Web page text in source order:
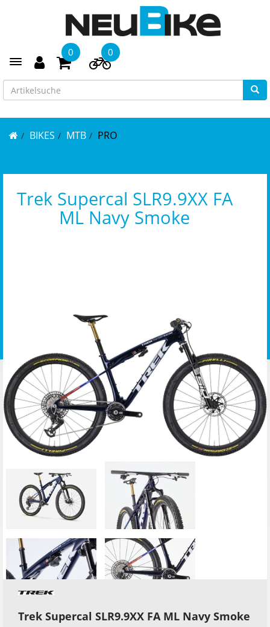
Toggle navigation
0 0
BIKES MTB PRO
Trek Supercal SLR9.9XX FA
ML Navy Smoke
Trek Supercal SLR9.9XX FA ML Navy Smoke